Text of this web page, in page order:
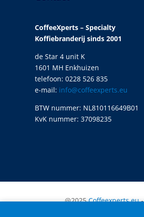
CoffeeXperts – Specialty
Koffiebranderij sinds 2001
de Star 4 unit K
1601 MH Enkhuizen
telefoon: 0228 526 835
e-mail: info@coffeexperts.eu
BTW nummer: NL810116649B01
KvK nummer: 37098235
@2025Coffeexperts.eu-